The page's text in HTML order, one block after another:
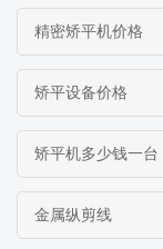
精密矫平机价格
矫平设备价格
矫平机多少钱一台
金属纵剪线